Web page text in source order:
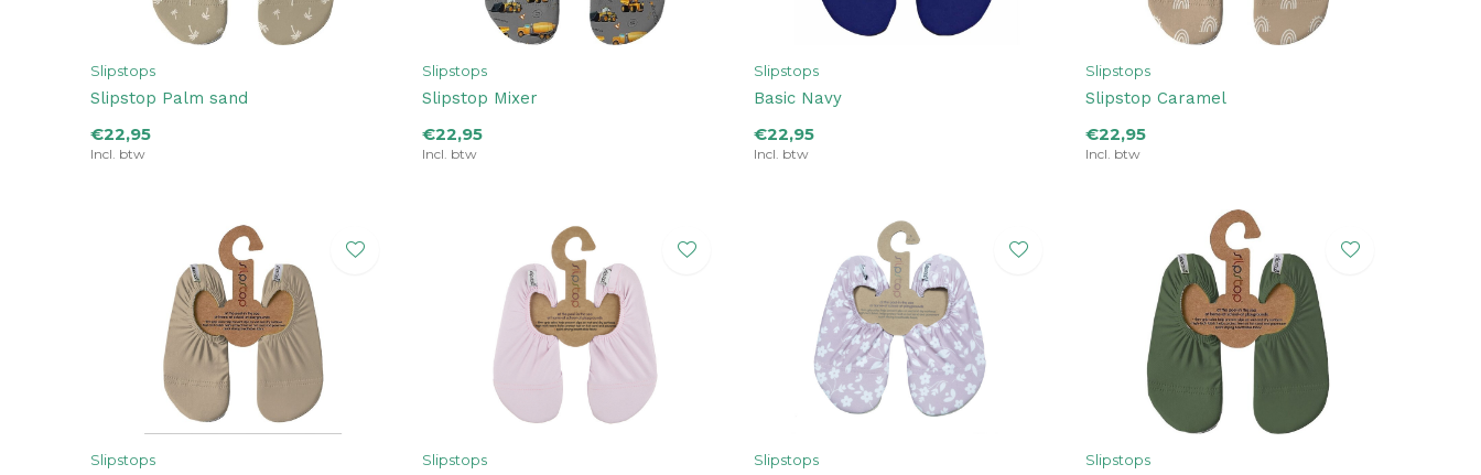
Slipstops
Slipstop Palm sand
€22,95
Incl. btw
Slipstops
Slipstop Mixer
€22,95
Incl. btw
Slipstops
Basic Navy
€22,95
Incl. btw
Slipstops
Slipstop Caramel
€22,95
Incl. btw
Slipstops Slipstops Slipstops Slipstops